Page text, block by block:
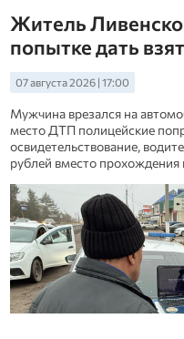
Житель
попытке дать
07 августа 2026 | 17:00
Мужчина врезался на
место ДТП полицейские
освидетельствование,
рублей вместо прохождения